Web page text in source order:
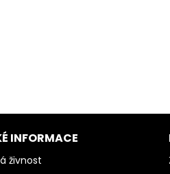
INFORMACE
živnost